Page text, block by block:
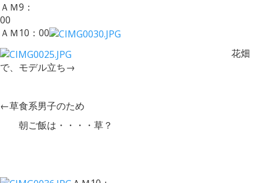
ＡＭ9：
ＡＭ10：00
花畑
で、モデル立ち→
←草食系男子のため
朝ご飯は・・・・草？